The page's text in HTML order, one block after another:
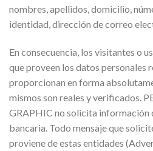
nombres, apellidos, domicilio,
identidad, dirección de correo
En consecuencia, los visitantes o
que proveen los datos personales
proporcionan en forma
mismos son reales y verificados.
GRAPHIC no solicita información
bancaria. Todo mensaje que
proviene de estas entidades